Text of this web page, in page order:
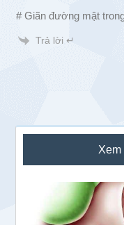
# Giãn đường mật
Trả lời ↵
Sidebar
chính
Xem